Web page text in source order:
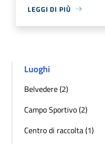
LEGGI DI PIÙ
Luoghi
Belvedere (2)
Campo Sportivo (2)
Centro di raccolta (1)